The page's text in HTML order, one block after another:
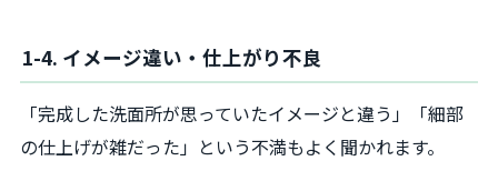
1-4. イメージ違い・仕上がり不良
「完成した洗面所が思っていたイメージと違う」「細部
の仕上げが雑だった」という不満もよく聞かれます。